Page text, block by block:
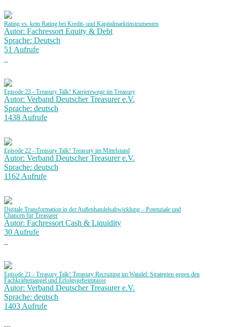
Rating vs. kein Rating bei Kredit- und Kapitalmarktinstrumenten
Autor: Fachressort Equity & Debt
Sprache: Deutsch
51 Aufrufe
Episode 23 - Treasury Talk! Karrierewege im Treasury
Autor: Verband Deutscher Treasurer e.V.
Sprache: deutsch
1438 Aufrufe
Episode 22 - Treasury Talk! Treasury im Mittelstand
Autor: Verband Deutscher Treasurer e.V.
Sprache: deutsch
1162 Aufrufe
Digitale Transformation in der Außenhandelsabwicklung – Potenziale und
Chancen für Treasurer
Autor: Fachressort Cash & Liquidity
30 Aufrufe
Episode 21 - Treasury Talk! Treasury Recruiting im Wandel: Strategien gegen den
Fachkräftemangel und Erfolgsgeheimnisse
Autor: Verband Deutscher Treasurer e.V.
Sprache: deutsch
1403 Aufrufe